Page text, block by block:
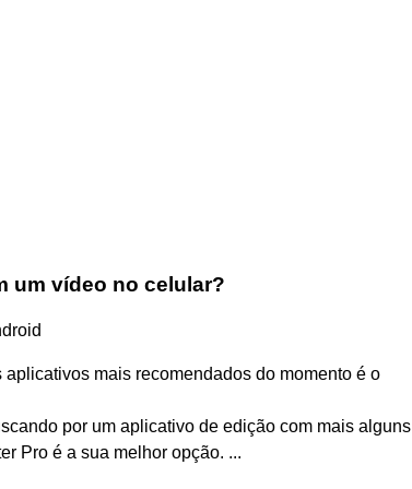
um vídeo no celular?
mais recomendados do momento é o
por um aplicativo de edição com mais alguns
Pro é a sua melhor opção. ...